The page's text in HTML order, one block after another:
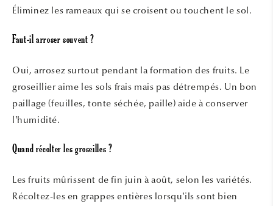
Éliminez les rameaux qui se croisent ou touchent le sol.
Faut-il arroser souvent ?
Oui, arrosez surtout pendant la formation des fruits. Le
groseillier aime les sols frais mais pas détrempés. Un bon
paillage (feuilles, tonte séchée, paille) aide à conserver
l’humidité.
Quand récolter les groseilles ?
Les fruits mûrissent de fin juin à août, selon les variétés.
Récoltez-les en grappes entières lorsqu’ils sont bien